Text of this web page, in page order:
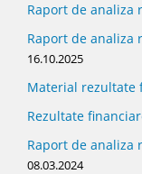
Raport de analiza
Raport de analiza
16.10.2025
Material rezultate
Rezultate
Raport de analiza
08.03.2024